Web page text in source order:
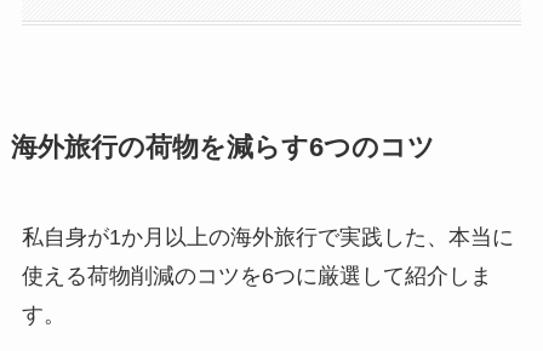
海外旅行の荷物を減らす6つのコツ
私自身が1か月以上の海外旅行で実践した、本当に
使える荷物削減のコツを6つに厳選して紹介しま
す。